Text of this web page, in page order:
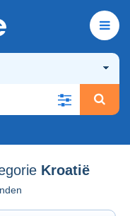
Kroatië